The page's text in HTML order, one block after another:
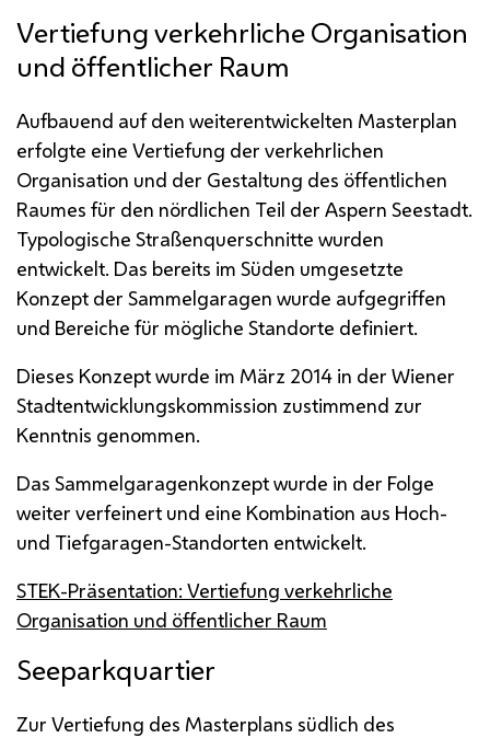
Vertiefung verkehrliche Organisation
und öffentlicher Raum
Aufbauend auf den weiterentwickelten Masterplan
erfolgte eine Vertiefung der verkehrlichen
Organisation und der Gestaltung des öffentlichen
Raumes für den nördlichen Teil der Aspern Seestadt.
Typologische Straßenquerschnitte wurden
entwickelt. Das bereits im Süden umgesetzte
Konzept der Sammelgaragen wurde aufgegriffen
und Bereiche für mögliche Standorte definiert.
Dieses Konzept wurde im März 2014 in der Wiener
Stadtentwicklungskommission zustimmend zur
Kenntnis genommen.
Das Sammelgaragenkonzept wurde in der Folge
weiter verfeinert und eine Kombination aus Hoch-
und Tiefgaragen-Standorten entwickelt.
STEK-Präsentation: Vertiefung verkehrliche
Organisation und öffentlicher Raum
Seeparkquartier
Zur Vertiefung des Masterplans südlich des